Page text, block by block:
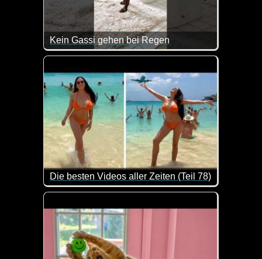
Kein Gassi gehen bei Regen
Also bei Regen schickt man doch keinen Hund vor
Die besten Videos aller Zeiten (Teil 78)
Hier kannst du dich ganz entspannt mit ein paar